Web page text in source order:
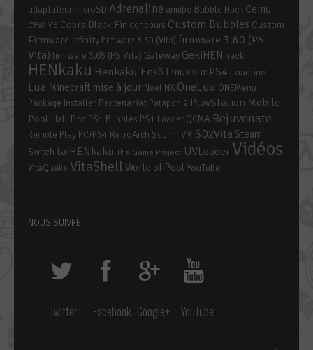
adaptateur microSD Adrenaline amiibo Bubble Hack Cemu
CFW ME Cobra Black Fin concours Custom Bubbles Custom
Firmware Infinityfirmware 3.50 (Vita) firmware 3.60 (PS
Vita) firmware 3.65 (PS Vita) Gateway GekiHEN hack
HENkaku Henkaku Ensō Linux sur PS4 Loadiine
Lua Minecraft mise à jour Noël NX OneLua ONEMenu
Package Installer Partenariat Patapon 2 PlayStation Mobile
Pool Hall Pro PS1 Bubbles PS1 Loader QCMA Rejuvenate
Remote Play PC/PS4 RetroArch ScummVM SD2Vita Steam
Switch taiHENkaku The Game Project UVLoader Vidéos
VitaQuake VitaShell World of Pool YouTube
NOUS SUIVRE
Twitter Facebook Google+ YouTube